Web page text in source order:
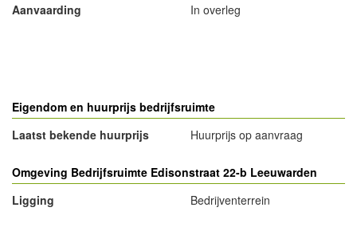
Aanvaarding
In overleg
Eigendom en huurprijs bedrijfsruimte
Laatst bekende huurprijs
Huurprijs op aanvraag
Omgeving Bedrijfsruimte Edisonstraat 22-b Leeuwarden
Ligging
Bedrijventerrein